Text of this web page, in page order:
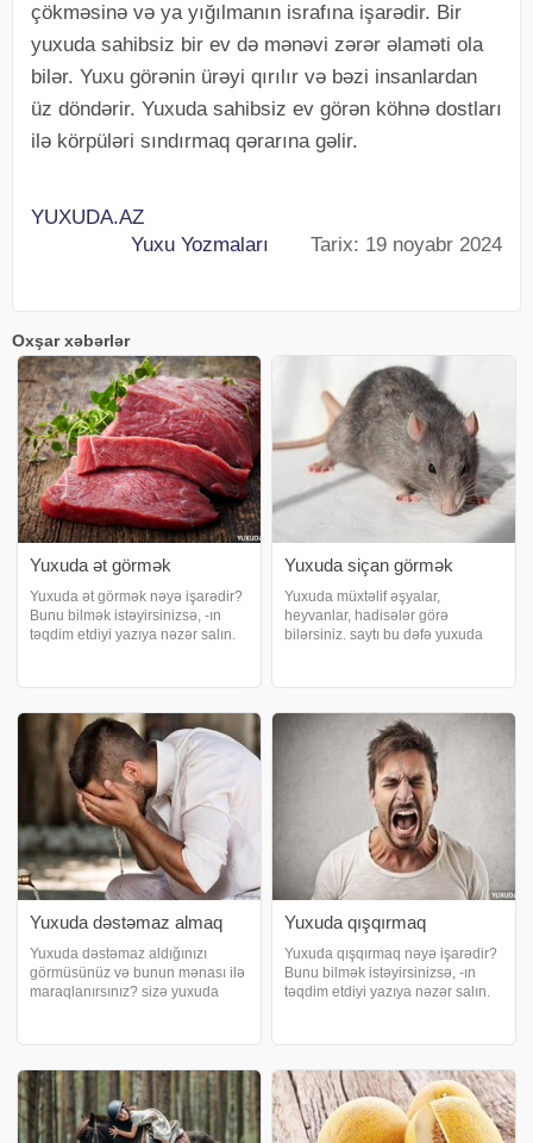
çökməsinə və ya yığılmanın israfına işarədir. Bir
yuxuda sahibsiz bir ev də mənəvi zərər əlaməti ola
bilər. Yuxu görənin ürəyi qırılır və bəzi insanlardan
üz döndərir. Yuxuda sahibsiz ev görən köhnə dostları
ilə körpüləri sındırmaq qərarına gəlir.
YUXUDA.AZ
Yuxu Yozmaları Tarix: 19 noyabr 2024
Oxşar xəbərlər
Yuxuda ət görmək
Yuxuda ət görmək nəyə işarədir?
Bunu bilmək istəyirsinizsə, -ın
təqdim etdiyi yazıya nəzər salın.
keyfiyyətlidirsə, bu, ümumiyyətlə,
müsbət bir işarədir və
həyatınızdak
Yuxuda siçan görmək
Yuxuda müxtəlif əşyalar,
heyvanlar, hadisələr görə
bilərsiniz. saytı bu dəfə yuxuda
ziyan və itkiləri göstərir. Buna
görə də ona xeyirli yuxu deyilmir.
Yuxuda siça
Yuxuda dəstəmaz almaq
Yuxuda dəstəmaz aldığınızı
görmüsünüz və bunun mənası ilə
maraqlanırsınız? sizə yuxuda
almağın yozumu. Əgər insan
yuxusunda namaza
hazırlaşarkən dəstəmaz aldığın
Yuxuda qışqırmaq
Yuxuda qışqırmaq nəyə işarədir?
Bunu bilmək istəyirsinizsə, -ın
təqdim etdiyi yazıya nəzər salın.
qışqırmaq, həyatınızdan narazı
olduğunuzun və boş yerə nəsə
etdiyinizi v